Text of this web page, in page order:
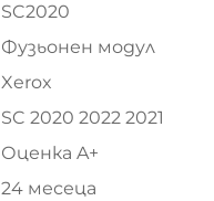
SC2020
Фузьонен модул
Xerox
SC 2020 2022 2021
Оценка A+
24 месеца